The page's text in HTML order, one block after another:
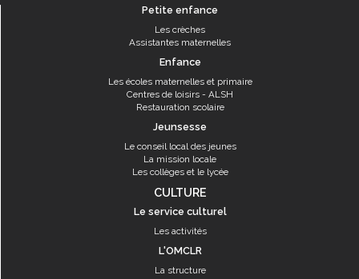
Petite enfance
Les crèches
Assistantes maternelles
Enfance
Les écoles maternelles et primaire
Centres de loisirs - ALSH
Restauration scolaire
Jeunsesse
Le conseil local des jeunes
La mission locale
Les collèges et le lycée
CULTURE
Le service culturel
Les activités
L'OMCLR
La structure